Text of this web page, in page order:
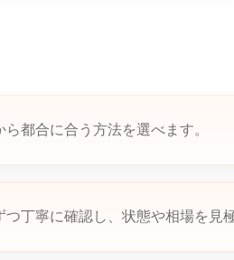
都合に合う方法を選べます。
丁寧に確認し、状態や相場を見